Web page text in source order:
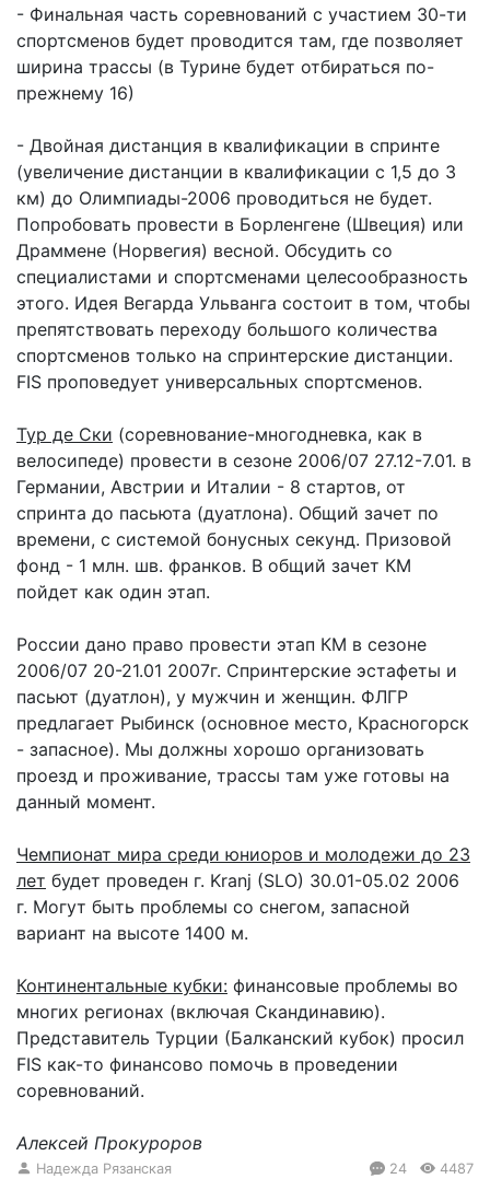
- Финальная часть соревнований с участием 30-ти
спортсменов будет проводится там, где позволяет
ширина трассы (в Турине будет отбираться по-
прежнему 16)
- Двойная дистанция в квалификации в спринте
(увеличение дистанции в квалификации с 1,5 до 3
км) до Олимпиады-2006 проводиться не будет.
Попробовать провести в Борленгене (Швеция) или
Драммене (Норвегия) весной. Обсудить со
специалистами и спортсменами целесообразность
этого. Идея Вегарда Ульванга состоит в том, чтобы
препятствовать переходу большого количества
спортсменов только на спринтерские дистанции.
FIS проповедует универсальных спортсменов.
Тур де Ски (соревнование-многодневка, как в
велосипеде) провести в сезоне 2006/07 27.12-7.01. в
Германии, Австрии и Италии - 8 стартов, от
спринта до пасьюта (дуатлона). Общий зачет по
времени, с системой бонусных секунд. Призовой
фонд - 1 млн. шв. франков. В общий зачет КМ
пойдет как один этап.
России дано право провести этап КМ в сезоне
2006/07 20-21.01 2007г. Спринтерские эстафеты и
пасьют (дуатлон), у мужчин и женщин. ФЛГР
предлагает Рыбинск (основное место, Красногорск
- запасное). Мы должны хорошо организовать
проезд и проживание, трассы там уже готовы на
данный момент.
Чемпионат мира среди юниоров и молодежи до 23
лет будет проведен г. Kranj (SLO) 30.01-05.02 2006
г. Могут быть проблемы со снегом, запасной
вариант на высоте 1400 м.
Континентальные кубки: финансовые проблемы во
многих регионах (включая Скандинавию).
Представитель Турции (Балканский кубок) просил
FIS как-то финансово помочь в проведении
соревнований.
Алексей Прокуроров
Надежда Рязанская 24 4487